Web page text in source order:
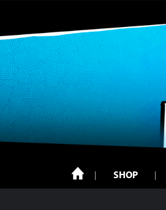
SHOP